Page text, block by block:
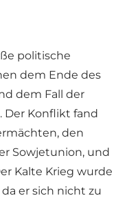
politische
dem Ende des
dem Fall der
Der Konflikt fand
den
Sowjetunion, und
Kalte Krieg wurde
er sich nicht zu